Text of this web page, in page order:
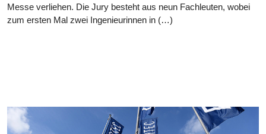
Messe verliehen. Die Jury besteht aus neun Fachleuten, wobei
zum ersten Mal zwei Ingenieurinnen in (…)